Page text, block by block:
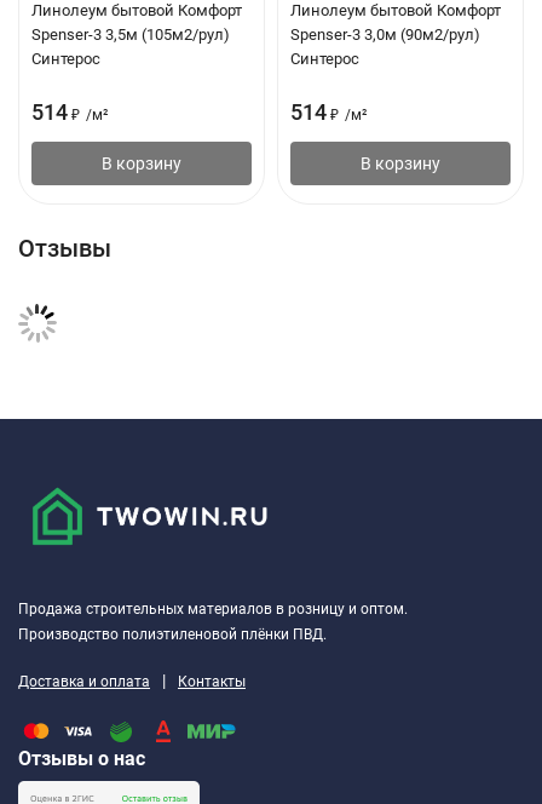
Линолеум бытовой Комфорт
Spenser-3 3,5м (105м2/рул)
Синтерос
514 ₽ /м²
В корзину
Линолеум бытовой Комфорт
Spenser-3 3,0м (90м2/рул)
Синтерос
514 ₽ /м²
В корзину
Отзывы
Продажа строительных материалов в розницу и оптом.
Производство полиэтиленовой плёнки ПВД.
Доставка и оплата | Контакты
Отзывы о нас